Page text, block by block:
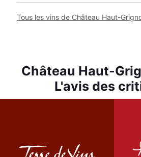
Tous les vins de Château Haut-
Château Haut-
L'avis des